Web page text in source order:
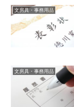
文房具・事務用品
文房具・事務用品